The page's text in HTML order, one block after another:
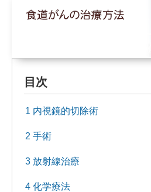
目次
1 内視鏡的切除術
2 手術
3 放射線治療
4 化学療法